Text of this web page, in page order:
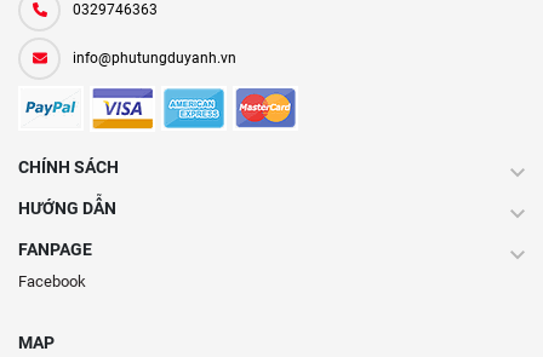
0329746363
info@phutungduyanh.vn
CHÍNH SÁCH
HƯỚNG DẪN
FANPAGE
Facebook
MAP